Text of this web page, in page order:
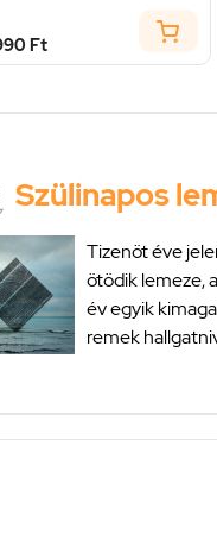
Ft
Szülinapos
Tizenöt éve
ötödik lemeze,
év egyik
remek